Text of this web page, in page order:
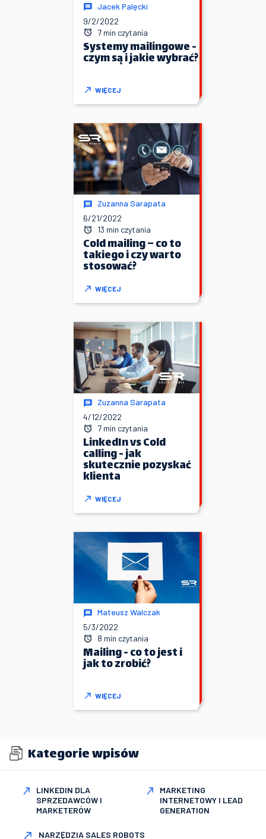
Jacek Palęcki
9/2/2022
7 min czytania
Systemy mailingowe -
czym są i jakie wybrać?
WIĘCEJ
Zuzanna Sarapata
6/21/2022
13 min czytania
Cold mailing – co to
takiego i czy warto
stosować?
WIĘCEJ
Zuzanna Sarapata
4/12/2022
7 min czytania
LinkedIn vs Cold
calling - jak
skutecznie pozyskać
klienta
WIĘCEJ
Mateusz Walczak
5/3/2022
8 min czytania
Mailing - co to jest i
jak to zrobić?
WIĘCEJ
Kategorie wpisów
LINKEDIN DLA
SPRZEDAWCÓW I
MARKETERÓW
MARKETING
INTERNETOWY I LEAD
GENERATION
NARZĘDZIA SALES ROBOTS